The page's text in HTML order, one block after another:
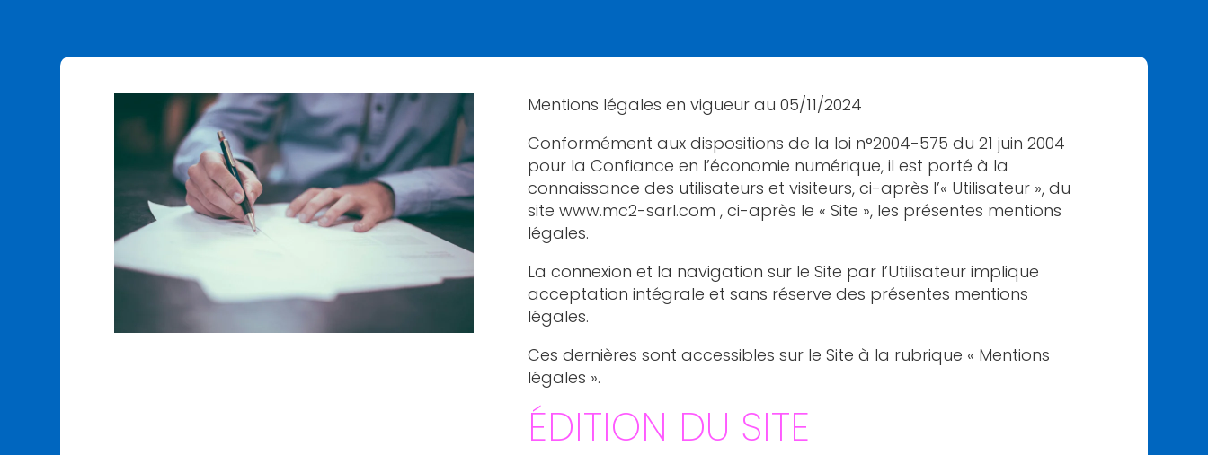
Mentions légales en vigueur au 05/11/2024
Conformément aux dispositions de la loi n°2004-575 du 21 juin 2004
pour la Confiance en l’économie numérique, il est porté à la
connaissance des utilisateurs et visiteurs, ci-après l’« Utilisateur », du
site www.mc2-sarl.com , ci-après le « Site », les présentes mentions
légales.
La connexion et la navigation sur le Site par l’Utilisateur implique
acceptation intégrale et sans réserve des présentes mentions
légales.
Ces dernières sont accessibles sur le Site à la rubrique « Mentions
légales ».
ÉDITION DU SITE